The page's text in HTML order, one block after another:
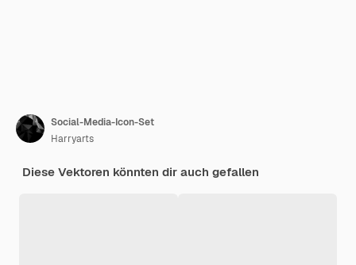
Social-Media-Icon-Set
Harryarts
Diese Vektoren könnten dir auch gefallen